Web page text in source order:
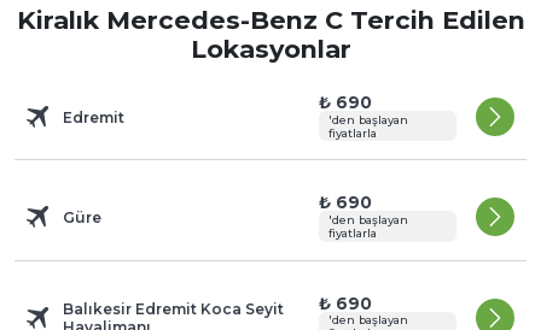
Kiralık Mercedes-Benz C Tercih Edilen
Lokasyonlar
Edremit
₺ 690
'den başlayan
fiyatlarla
Güre
₺ 690
'den başlayan
fiyatlarla
Balıkesir Edremit Koca Seyit
₺ 690
'den başlayan